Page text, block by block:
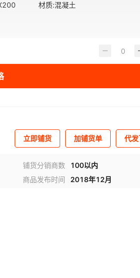
材质:混凝土
立即铺货 加铺货单 代
铺货分销商数
100以内
商品发布时间 2018年12月